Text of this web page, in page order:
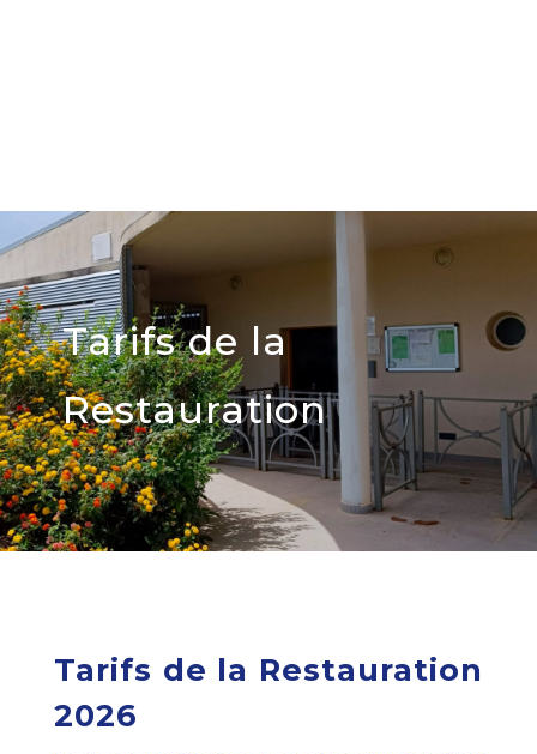
Tarifs de la
Restauration
Tarifs de la Restauration
2026